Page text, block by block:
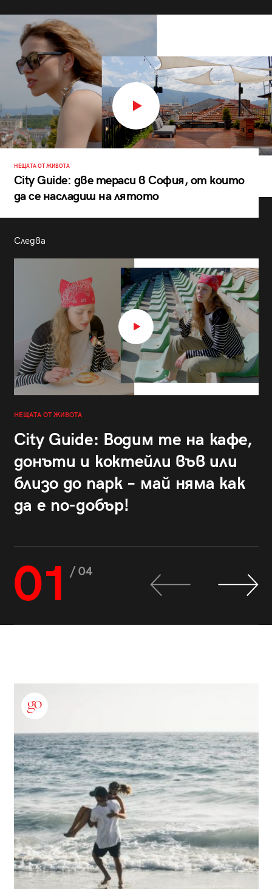
НЕЩАТА ОТ ЖИВОТА
City Guide: две тераси в София, от които
да се насладиш на лятото
Следва
НЕЩАТА ОТ ЖИВОТА
City Guide: Водим те на кафе,
донъти и коктейли във или
близо до парк – май няма как
да е по-добър!
01 / 04